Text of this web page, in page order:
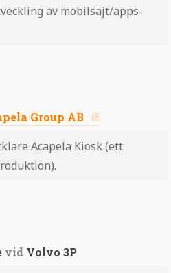
av mobilsajt/apps-
Group AB
Acapela Kiosk (ett
vid Volvo 3P